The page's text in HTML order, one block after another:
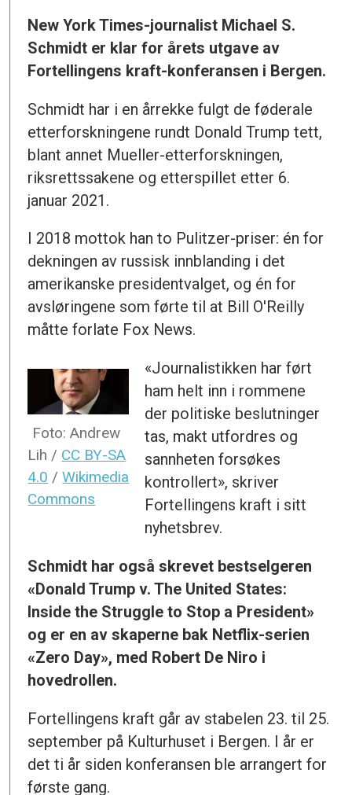
New York Times-journalist Michael S.
Schmidt er klar for årets utgave av
Fortellingens kraft-konferansen i Bergen.
Schmidt har i en årrekke fulgt de føderale
etterforskningene rundt Donald Trump tett,
blant annet Mueller-etterforskningen,
riksrettssakene og etterspillet etter 6.
januar 2021.
I 2018 mottok han to Pulitzer-priser: én for
dekningen av russisk innblanding i det
amerikanske presidentvalget, og én for
avsløringene som førte til at Bill O'Reilly
måtte forlate Fox News.
Foto: Andrew
Lih / CC BY-SA
4.0 /Wikimedia
Commons
«Journalistikken har ført
ham helt inn i rommene
der politiske beslutninger
tas, makt utfordres og
sannheten forsøkes
kontrollert», skriver
Fortellingens kraft i sitt
nyhetsbrev.
Schmidt har også skrevet bestselgeren
«Donald Trump v. The United States:
Inside the Struggle to Stop a President»
og er en av skaperne bak Netflix-serien
«Zero Day», med Robert De Niro i
hovedrollen.
Fortellingens kraft går av stabelen 23. til 25.
september på Kulturhuset i Bergen. I år er
det ti år siden konferansen ble arrangert for
første gang.